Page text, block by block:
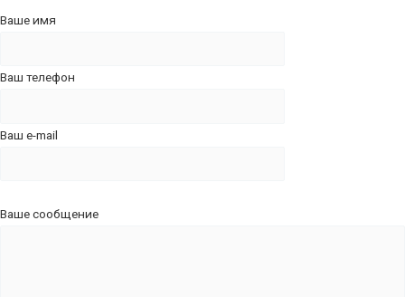
Ваше имя
Ваш телефон
Ваш e-mail
Ваше сообщение